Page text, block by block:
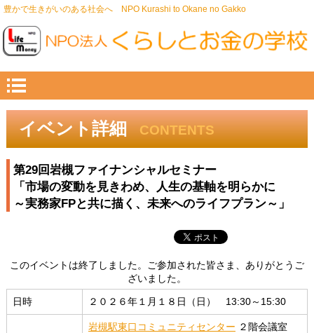
豊かで生きがいのある社会へ NPO Kurashi to Okane no Gakko
イベント詳細 CONTENTS
第29回岩槻ファイナンシャルセミナー
「市場の変動を見きわめ、人生の基軸を明らかに
～実務家FPと共に描く、未来へのライフプラン～」
このイベントは終了しました。ご参加された皆さま、ありがとうご
ざいました。
日時 ２０２６年１月１８日（日） 13:30～15:30
岩槻駅東口コミュニティセンター ２階会議室